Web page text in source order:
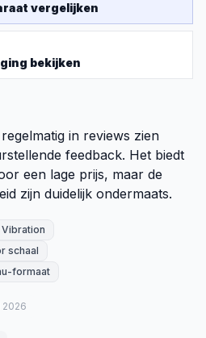
vergelijken
bekijken
in reviews zien
feedback. Het biedt
een lage prijs, maar de
zijn duidelijk ondermaats.
schaal
formaat
2026